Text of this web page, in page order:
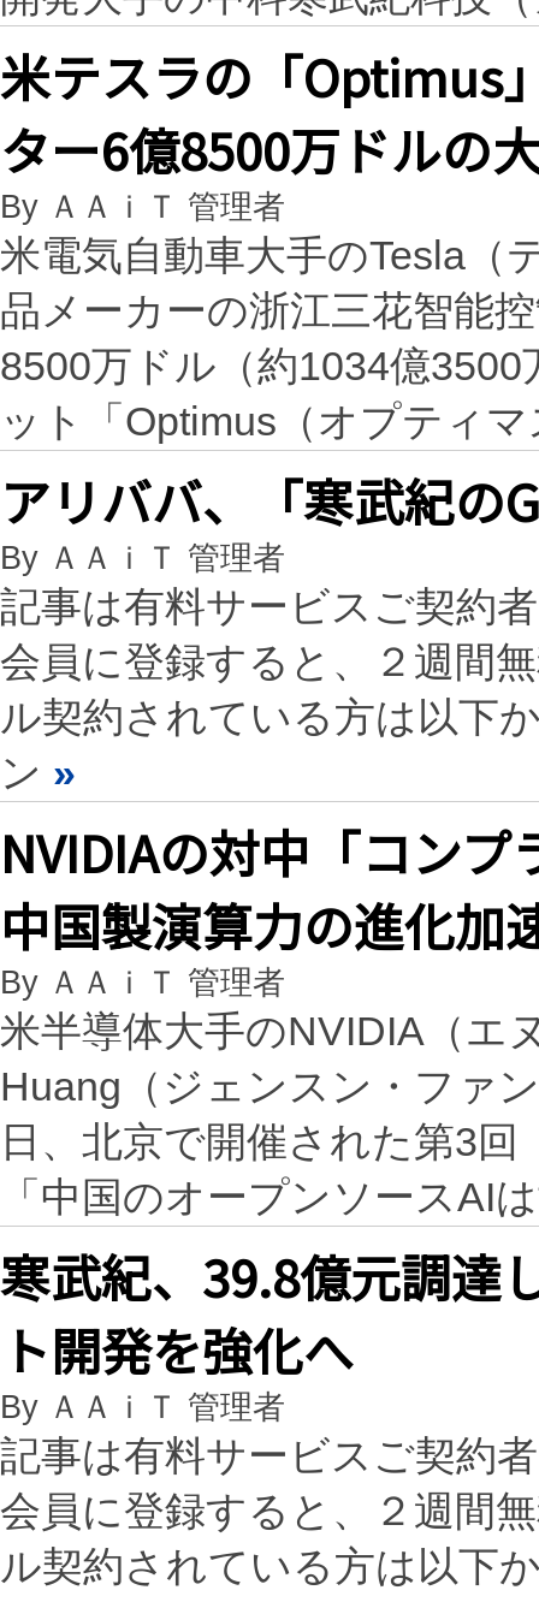
米テスラの「Optimus
ター6億8500万ドル
By ＡＡｉＴ 管理者
米電気自動車大手のTesla（
品メーカーの浙江三花智能
8500万ドル（約1034億
ット「Optimus（オプティ
アリババ、「寒武紀の
By ＡＡｉＴ 管理者
記事は有料サービスご契約
会員に登録すると、２週間
ル契約されている方は以下
ン »
NVIDIAの対中「コン
中国製演算力の進化加
By ＡＡｉＴ 管理者
米半導体大手のNVIDIA（エ
Huang（ジェンスン・ファ
日、北京で開催された第3
「中国のオープンソースAI
寒武紀、39.8億元調達
ト開発を強化へ
By ＡＡｉＴ 管理者
記事は有料サービスご契約
会員に登録すると、２週間
ル契約されている方は以下